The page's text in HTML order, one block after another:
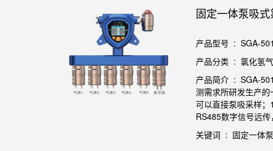
固定一体泵吸
产品型号 : SGA-
产品分类 : 氯化氢
产品简介 : SGA-
测需求所研发生产的
可以直接泵吸采样
RS485数字信号远传
关键词 : 固定一体